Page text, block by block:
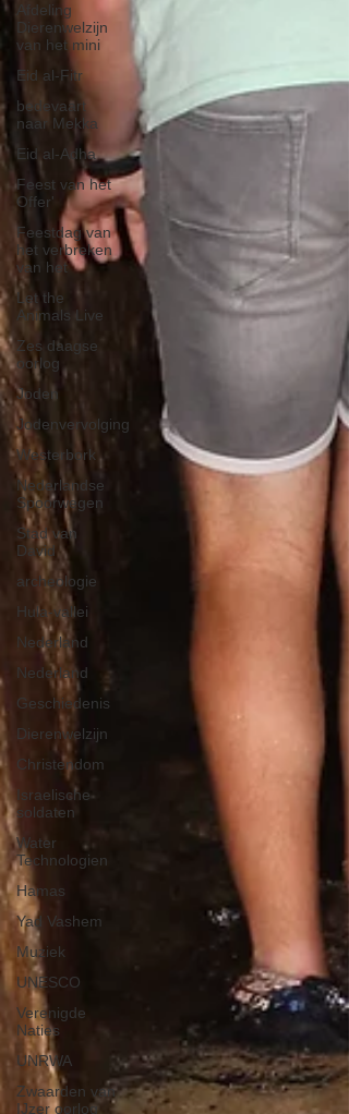
Afdeling
Dierenwelzijn
van het mini
Eid al-Fitr
bedevaart
naar Mekka
Eid al-Adha
Feest van het
Offer'
Feestdag van
het verbreken
van het
Let the
Animals Live
Zes daagse
oorlog
Joden
Jodenvervolging
Westerbork
Nederlandse
Spoorwegen
Stad van
David
archeologie
Hula-vallei
Nederland
Nederland
Geschiedenis
Dierenwelzijn
Christendom
Israelische
soldaten
Water
Technologien
Hamas
Yad Vashem
Muziek
UNESCO
Verenigde
Naties
UNRWA
Zwaarden van
IJzer oorlog